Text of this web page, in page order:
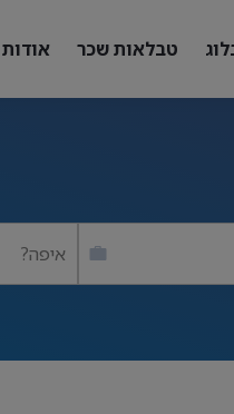
טבלאות שכר אודות
איפה?